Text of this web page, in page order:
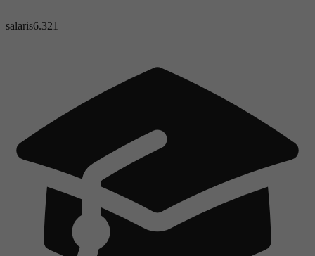
salaris6.321